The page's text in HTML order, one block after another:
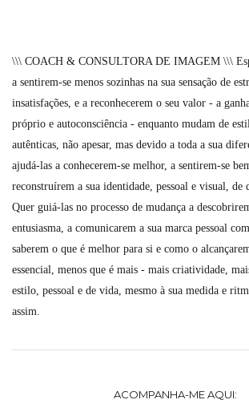
\\\ COACH & CONSULTORA DE IMAGEM \\\
a sentirem-se menos sozinhas na sua sensação de
insatisfações, e a reconhecerem o seu valor - a
próprio e autoconsciência - enquanto mudam de
autênticas, não apesar, mas devido a toda a sua
ajudá-las a conhecerem-se melhor, a sentirem-se
reconstruírem a sua identidade, pessoal e visual, de
Quer guiá-las no processo de mudança a
entusiasma, a comunicarem a sua marca pessoal
saberem o que é melhor para si e como o
essencial, menos que é mais - mais criatividade,
estilo, pessoal e de vida, mesmo à sua medida e
assim.
ACOMPANHA-ME AQUI: